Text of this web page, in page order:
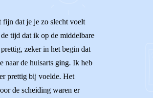
fijn dat je je zo slecht voelt
tijd dat ik op de middelbare
zeker in het begin dat
naar de huisarts ging. Ik heb
prettig bij voelde. Het
de scheiding waren er